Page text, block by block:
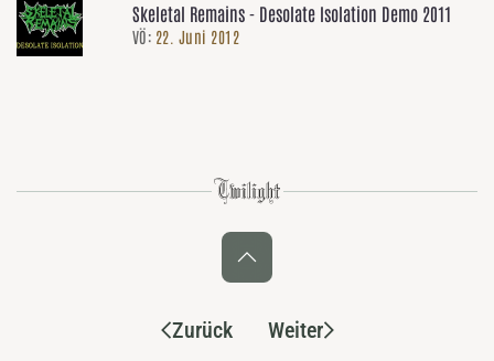
Skeletal Remains - Desolate Isolation Demo 2011
VÖ: 22. Juni 2012
Zurück Weiter